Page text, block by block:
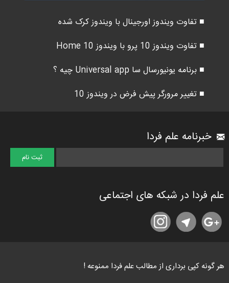
■ تفاوت ویندوز اورجینال با ویندوز کرک شده
■ تفاوت ویندوز 10 پرو با ویندوز 10 Home
■ برنامه یونیورسال سا Universal app چیه ؟
■ تغییر مرورگر پیش فرض در ویندوز 10
خبرنامه علم فردا
علم فردا در شبکه های اجتماعی
هر گونه کپی برداری از مطالب علم فردا ممنوعه !